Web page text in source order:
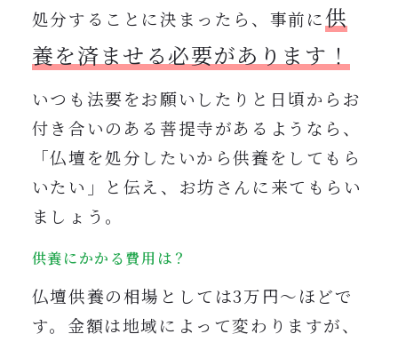
処分することに決まったら、事前に供
養を済ませる必要があります ！
いつも法要をお願いしたりと日頃からお
付き合いのある菩提寺があるようなら、
「仏壇を処分したいから供養をしてもら
いたい」と伝え、お坊さんに来てもらい
ましょう。
供養にかかる費用は？
仏壇供養の相場としては3万円〜ほどで
す。金額は地域によって変わりますが、